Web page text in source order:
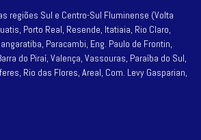
regiões Sul e Centro-Sul Fluminense (Volta
Porto Real, Resende, Itatiaia, Rio Claro,
Paracambi, Eng. Paulo de Frontin,
do Piraí, Valença, Vassouras, Paraíba do Sul,
Rio das Flores, Areal, Com. Levy Gasparian,